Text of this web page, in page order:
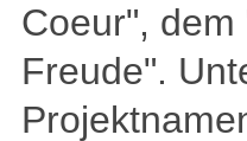
Coeur",
Freude".